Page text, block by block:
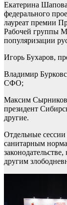
Екатерина
федерального
лауреат премии
Рабочей группы
популяризации
Игорь Бухаров,
Владимир
СФО;
Максим
президент
другие.
Отдельные
санитарным
другим